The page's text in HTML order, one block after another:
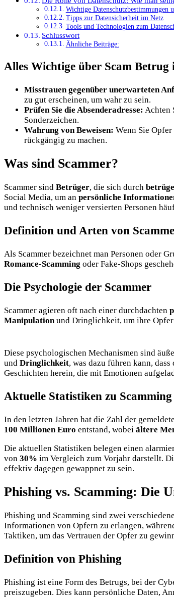
Wichtige Datenschutzbestimmungen
Tipps zur Datensicherheit im Netz
Tools und Technologien zum
Schlusswort
Ähnliche Beiträge:
Alles Wichtige über Scam Betrug
Misstrauen gegenüber unerwarteten
zu gut erscheinen, um wahr zu sein.
Prüfen Sie die Absenderadresse: Achten
Sonderzeichen.
Wahrung von Beweisen: Wenn Sie
rückgängig zu machen.
Was sind Scammer?
Scammer sind Betrüger, die sich durch
Social Media, um an persönliche
und technisch weniger versierten Personen
Definition und Arten von
Als Scammer bezeichnet man Personen oder
Romance-Scamming oder Fake-Shops
Die Psychologie der Scammer
Scammer agieren oft nach einer durchdachten
Manipulation und Dringlichkeit, um ihre
Diese psychologischen Mechanismen sind
und Dringlichkeit, was dazu führen kann,
Geschichten herein, die mit Emotionen
Aktuelle Statistiken zu Scamming
In den letzten Jahren hat die Zahl der
100 Millionen Euro entstand, wobei ältere
Die aktuellen Statistiken belegen einen
von 30% im Vergleich zum Vorjahr darstellt.
effektiv dagegen gewappnet zu sein.
Phishing vs. Scamming: Die
Phishing und Scamming sind zwei
Informationen von Opfern zu erlangen,
Taktiken, um das Vertrauen der Opfer zu
Definition von Phishing
Phishing ist eine Form des Betrugs, bei der
preiszugeben. Dies kann persönliche Daten,